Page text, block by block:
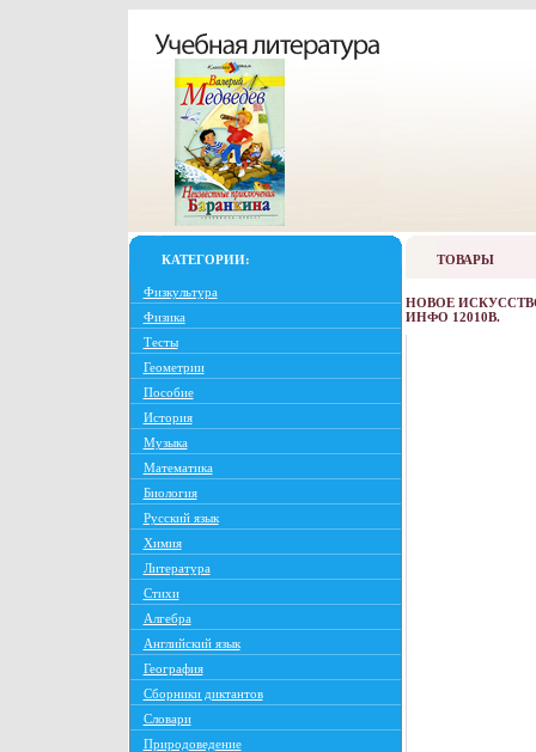
КАТЕГОРИИ:
Физкультура
Физика
Тесты
Геометрии
Пособие
История
Музыка
Математика
Биология
Русский язык
Химия
Литература
Стихи
Алгебра
Английский язык
География
Сборники диктантов
Словари
Природоведение
ТОВАРЫ
НОВОЕ
ИНФО 12010B.